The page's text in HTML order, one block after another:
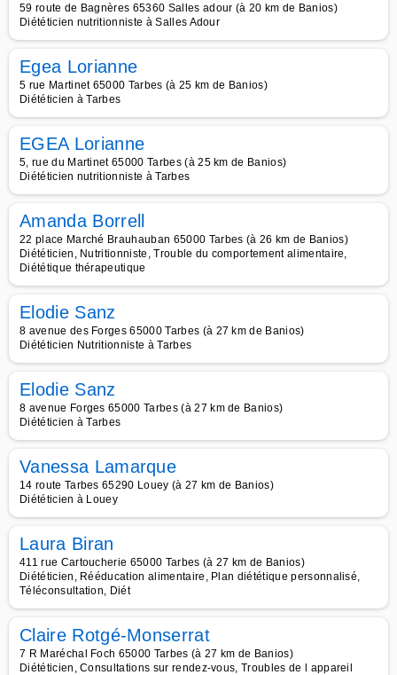
59 route de Bagnères 65360 Salles adour (à 20 km de Banios)
Diététicien nutritionniste à Salles Adour
Egea Lorianne
5 rue Martinet 65000 Tarbes (à 25 km de Banios)
Diététicien à Tarbes
EGEA Lorianne
5, rue du Martinet 65000 Tarbes (à 25 km de Banios)
Diététicien nutritionniste à Tarbes
Amanda Borrell
22 place Marché Brauhauban 65000 Tarbes (à 26 km de Banios)
Diététicien, Nutritionniste, Trouble du comportement alimentaire,
Diététique thérapeutique
Elodie Sanz
8 avenue des Forges 65000 Tarbes (à 27 km de Banios)
Diététicien Nutritionniste à Tarbes
Elodie Sanz
8 avenue Forges 65000 Tarbes (à 27 km de Banios)
Diététicien à Tarbes
Vanessa Lamarque
14 route Tarbes 65290 Louey (à 27 km de Banios)
Diététicien à Louey
Laura Biran
411 rue Cartoucherie 65000 Tarbes (à 27 km de Banios)
Diététicien, Rééducation alimentaire, Plan diététique personnalisé,
Téléconsultation, Diét
Claire Rotgé-Monserrat
7 R Maréchal Foch 65000 Tarbes (à 27 km de Banios)
Diététicien, Consultations sur rendez-vous, Troubles de l appareil